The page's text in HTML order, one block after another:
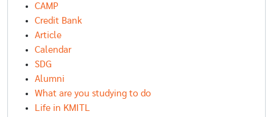
CAMP
Credit Bank
Article
Calendar
SDG
Alumni
What are you studying to do
Life in KMITL